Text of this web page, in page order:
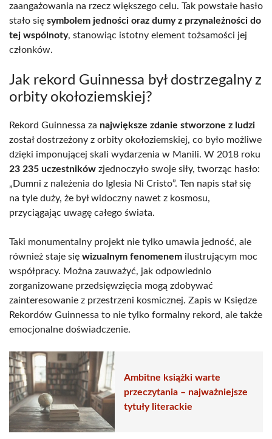
zaangażowania na rzecz większego celu. Tak powstałe hasło
stało się symbolem jedności oraz dumy z przynależności do
tej wspólnoty, stanowiąc istotny element tożsamości jej
członków.
Jak rekord Guinnessa był dostrzegalny z
orbity okołoziemskiej?
Rekord Guinnessa za największe zdanie stworzone z ludzi
został dostrzeżony z orbity okołoziemskiej, co było możliwe
dzięki imponującej skali wydarzenia w Manili. W 2018 roku
23 235 uczestników zjednoczyło swoje siły, tworząc hasło:
„Dumni z należenia do Iglesia Ni Cristo”. Ten napis stał się
na tyle duży, że był widoczny nawet z kosmosu,
przyciągając uwagę całego świata.
Taki monumentalny projekt nie tylko umawia jedność, ale
również staje się wizualnym fenomenem ilustrującym moc
współpracy. Można zauważyć, jak odpowiednio
zorganizowane przedsięwzięcia mogą zdobywać
zainteresowanie z przestrzeni kosmicznej. Zapis w Księdze
Rekordów Guinnessa to nie tylko formalny rekord, ale także
emocjonalne doświadczenie.
Ambitne książki warte
przeczytania – najważniejsze
tytuły literackie